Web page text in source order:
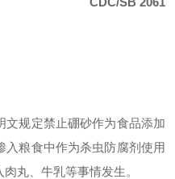
文规定禁止硼砂作为食品添加
入粮食中作为杀虫防腐剂使用
丸、牛乳等事情发生。